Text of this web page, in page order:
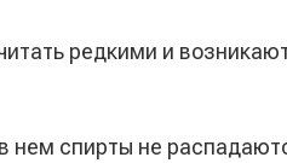
редкими и
спирты не